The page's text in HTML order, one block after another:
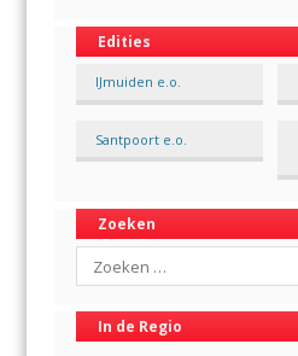
Edities
IJmuiden e.o.
Santpoort e.o.
Zoeken
Search
In de Regio